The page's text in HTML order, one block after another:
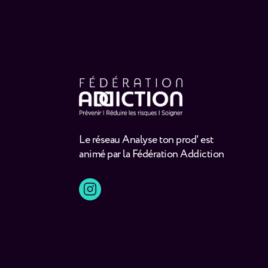
Le réseau Analyse ton prod' est
animé par la Fédération Addiction